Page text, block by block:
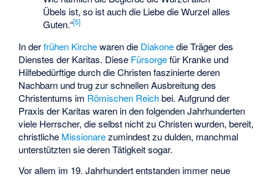
Übels ist, so ist auch die Liebe die Wurzel alles
Guten.“[5]
In derfrühen Kirchewaren die Diakonedie Träger des
Dienstes der Karitas. Diese Fürsorgefür Kranke und
Hilfebedürftige durch die Christen faszinierte deren
Nachbarn und trug zur schnellen Ausbreitung des
Christentums im Römischen Reichbei. Aufgrund der
Praxis der Karitas waren in den folgenden Jahrhunderten
viele Herrscher, die selbst nicht zu Christen wurden, bereit,
christliche Missionarezumindest zu dulden, manchmal
unterstützten sie deren Tätigkeit sogar.
Vor allem im 19. Jahrhundert entstanden immer neue